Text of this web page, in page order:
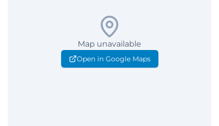
Map unavailable
Open in Google Maps